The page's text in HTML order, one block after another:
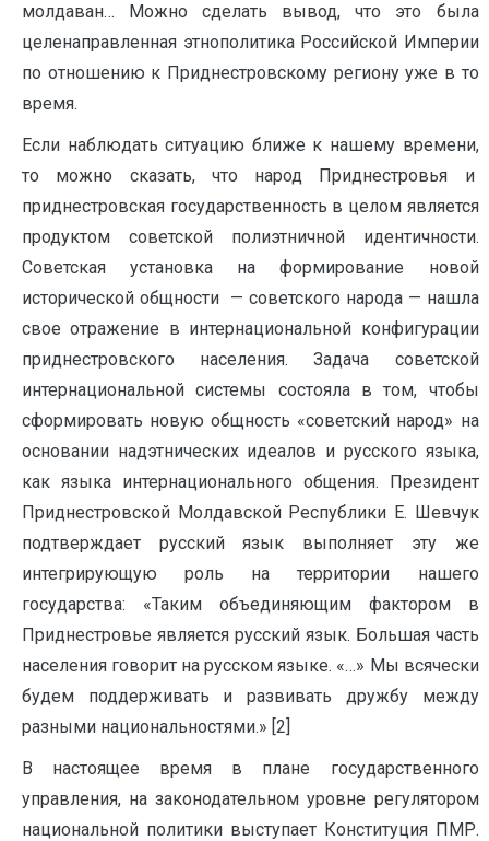
молдаван… Можно сделать вывод, что это была
целенаправленная этнополитика Российской Империи
по отношению к Приднестровскому региону уже в то
время.
Если наблюдать ситуацию ближе к нашему времени,
то можно сказать, что народ Приднестровья и
приднестровская государственность в целом является
продуктом советской полиэтничной идентичности.
Советская установка на формирование новой
исторической общности — советского народа — нашла
свое отражение в интернациональной конфигурации
приднестровского населения. Задача советской
интернациональной системы состояла в том, чтобы
сформировать новую общность «советский народ» на
основании надэтнических идеалов и русского языка,
как языка интернационального общения. Президент
Приднестровской Молдавской Республики Е. Шевчук
подтверждает русский язык выполняет эту же
интегрирующую роль на территории нашего
государства: «Таким объединяющим фактором в
Приднестровье является русский язык. Большая часть
населения говорит на русском языке. «…» Мы всячески
будем поддерживать и развивать дружбу между
разными национальностями.» [2]
В настоящее время в плане государственного
управления, на законодательном уровне регулятором
национальной политики выступает Конституция ПМР.